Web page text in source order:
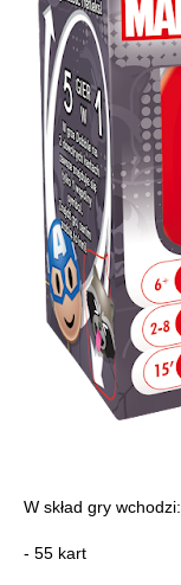
W skład gry wchodzi:
- 55 kart